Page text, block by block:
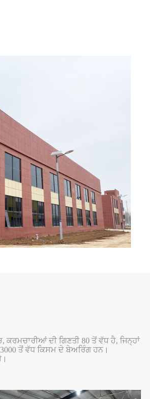
ਕਰਮਚਾਰੀਆਂ ਦੀ ਗਿਣਤੀ 80 ਤੋਂ ਵੱਧ ਹੈ, ਜਿਨ੍ਹਾਂ
ਤੋਂ ਵੱਧ ਕਿਸਮ ਦੇ ਬੇਅਰਿੰਗ ਹਨ।